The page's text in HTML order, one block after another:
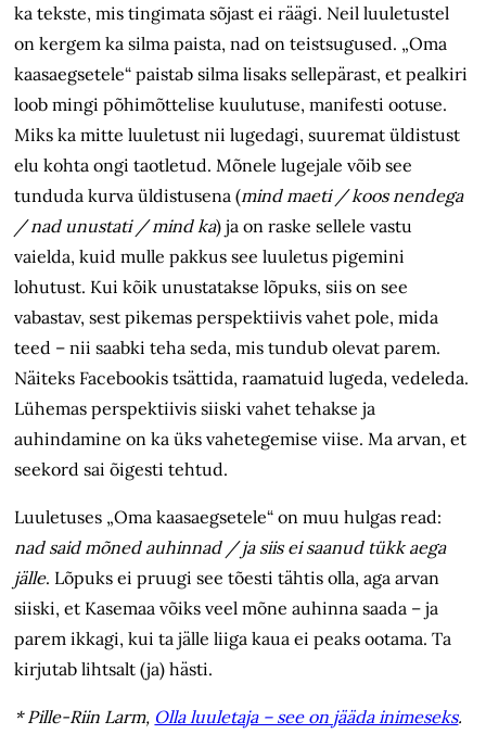
ka tekste, mis tingimata sõjast ei räägi. Neil luuletustel
on kergem ka silma paista, nad on teistsugused. „Oma
kaasaegsetele“ paistab silma lisaks sellepärast, et pealkiri
loob mingi põhimõttelise kuulutuse, manifesti ootuse.
Miks ka mitte luuletust nii lugedagi, suuremat üldistust
elu kohta ongi taotletud. Mõnele lugejale võib see
tunduda kurva üldistusena (mind maeti / koos nendega
/ nad unustati / mind ka) ja on raske sellele vastu
vaielda, kuid mulle pakkus see luuletus pigemini
lohutust. Kui kõik unustatakse lõpuks, siis on see
vabastav, sest pikemas perspektiivis vahet pole, mida
teed – nii saabki teha seda, mis tundub olevat parem.
Näiteks Facebookis tsättida, raamatuid lugeda, vedeleda.
Lühemas perspektiivis siiski vahet tehakse ja
auhindamine on ka üks vahetegemise viise. Ma arvan, et
seekord sai õigesti tehtud.
Luuletuses „Oma kaasaegsetele“ on muu hulgas read:
nad said mõned auhinnad / ja siis ei saanud tükk aega
jälle. Lõpuks ei pruugi see tõesti tähtis olla, aga arvan
siiski, et Kasemaa võiks veel mõne auhinna saada – ja
parem ikkagi, kui ta jälle liiga kaua ei peaks ootama. Ta
kirjutab lihtsalt (ja) hästi.
* Pille-Riin Larm, Olla luuletaja – see on jääda inimeseks.